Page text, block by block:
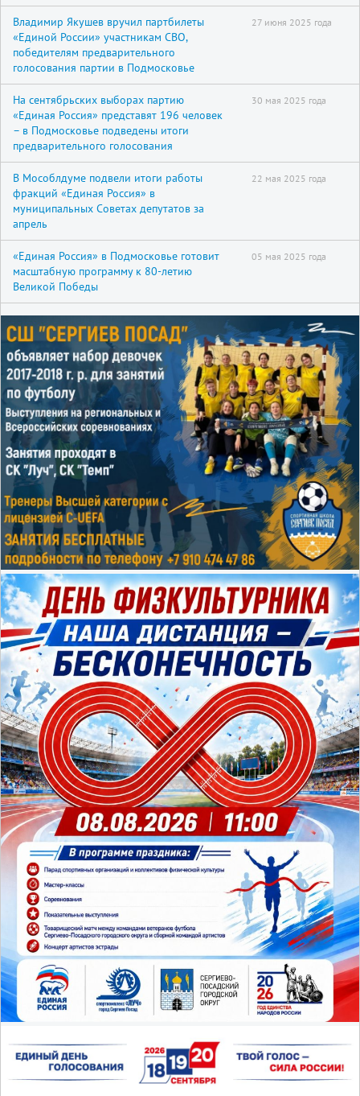
Владимир Якушев вручил партбилеты
«Единой России» участникам СВО,
победителям предварительного
голосования партии в Подмосковье
27 июня 2025 года
На сентябрьских выборах партию
«Единая Россия» представят 196 человек
– в Подмосковье подведены итоги
предварительного голосования
30 мая 2025 года
В Мособлдуме подвели итоги работы
фракций «Единая Россия» в
муниципальных Советах депутатов за
апрель
22 мая 2025 года
«Единая Россия» в Подмосковье готовит
масштабную программу к 80-летию
Великой Победы
05 мая 2025 года